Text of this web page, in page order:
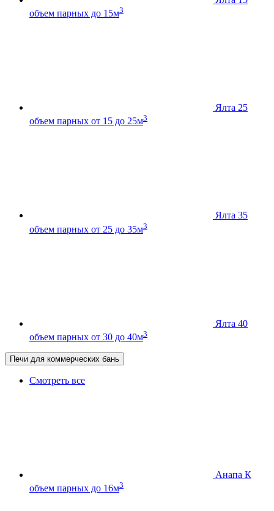
объем парных до 15м3
Ялта 25
объем парных от 15 до 25м3
Ялта 35
объем парных от 25 до 35м3
Ялта 40
объем парных от 30 до 40м3
Печи для коммерческих бань
Смотреть все
Анапа К
объем парных до 16м3